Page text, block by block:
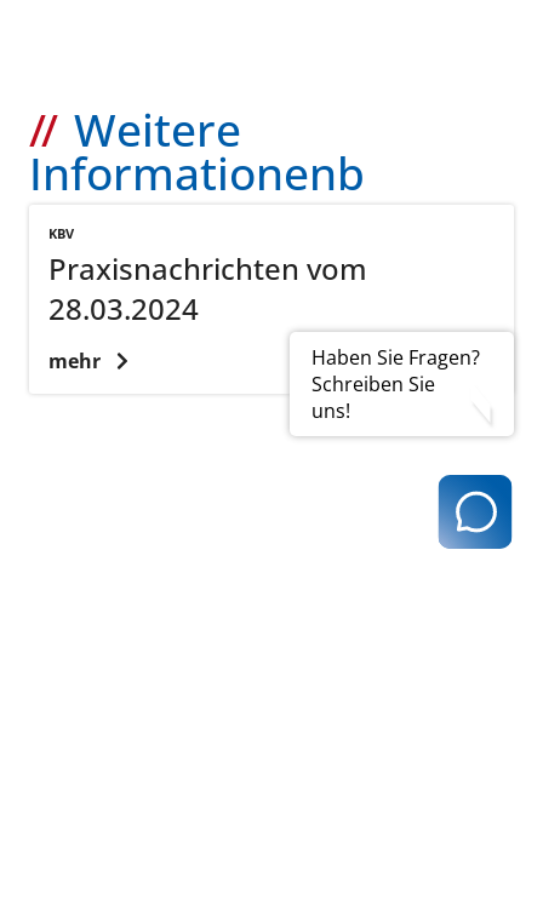
Haben Sie Fragen?
Schreiben Sie
uns!
Weitere
Informationenb
KBV
Praxisnachrichten vom
28.03.2024
mehr